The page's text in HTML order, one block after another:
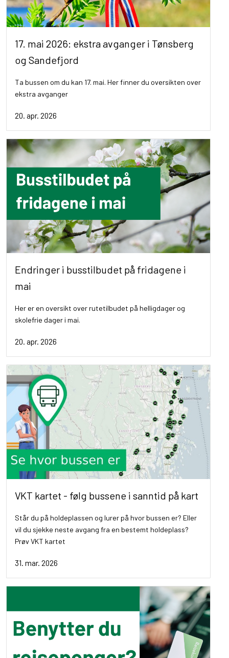
17. mai 2026: ekstra avganger i Tønsberg
og Sandefjord
Ta bussen om du kan 17. mai. Her finner du oversikten over
ekstra avganger
20. apr. 2026
Endringer i busstilbudet på fridagene i
mai
Her er en oversikt over rutetilbudet på helligdager og
skolefrie dager i mai.
20. apr. 2026
VKT kartet - følg bussene i sanntid på kart
Står du på holdeplassen og lurer på hvor bussen er? Eller
vil du sjekke neste avgang fra en bestemt holdeplass?
Prøv VKT kartet
31. mar. 2026